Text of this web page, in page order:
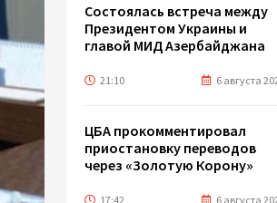
Состоялась встреча между
Президентом Украины и
главой МИД Азербайджана
21:10 6 августа
ЦБА прокомментировал
приостановку переводов
через «Золотую Корону»
17:42 6 августа